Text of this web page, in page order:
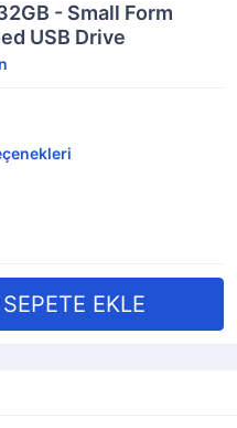
- Small Form
USB Drive